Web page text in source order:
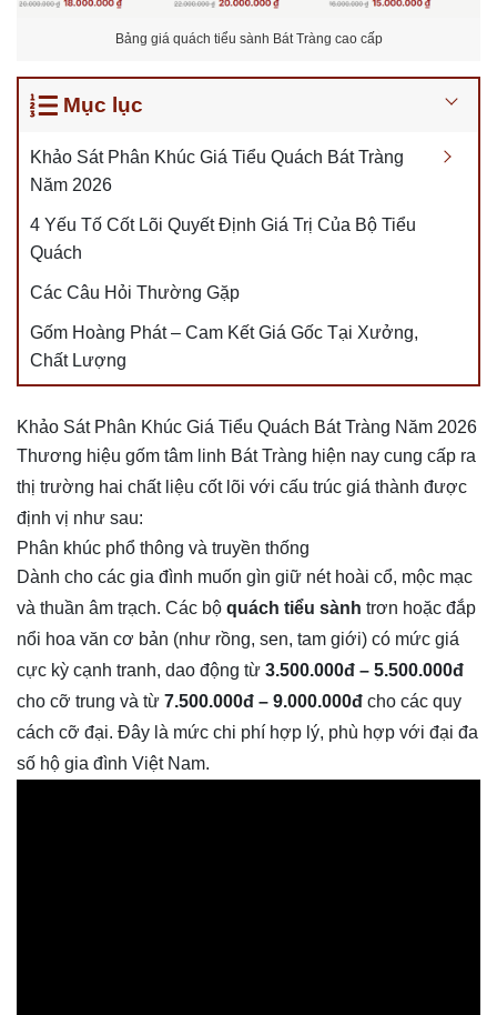
Bảng giá quách tiểu sành Bát Tràng cao cấp
Mục lục
Khảo Sát Phân Khúc Giá Tiểu Quách Bát Tràng
Năm 2026
4 Yếu Tố Cốt Lõi Quyết Định Giá Trị Của Bộ Tiểu
Quách
Các Câu Hỏi Thường Gặp
Gốm Hoàng Phát – Cam Kết Giá Gốc Tại Xưởng,
Chất Lượng
Khảo Sát Phân Khúc Giá Tiểu Quách Bát Tràng Năm 2026
Thương hiệu gốm tâm linh Bát Tràng hiện nay cung cấp ra
thị trường hai chất liệu cốt lõi với cấu trúc giá thành được
định vị như sau:
Phân khúc phổ thông và truyền thống
Dành cho các gia đình muốn gìn giữ nét hoài cổ, mộc mạc
và thuần âm trạch. Các bộ quách tiểu sành trơn hoặc đắp
nổi hoa văn cơ bản (như rồng, sen, tam giới) có mức giá
cực kỳ cạnh tranh, dao động từ 3.500.000đ – 5.500.000đ
cho cỡ trung và từ 7.500.000đ – 9.000.000đ cho các quy
cách cỡ đại. Đây là mức chi phí hợp lý, phù hợp với đại đa
số hộ gia đình Việt Nam.